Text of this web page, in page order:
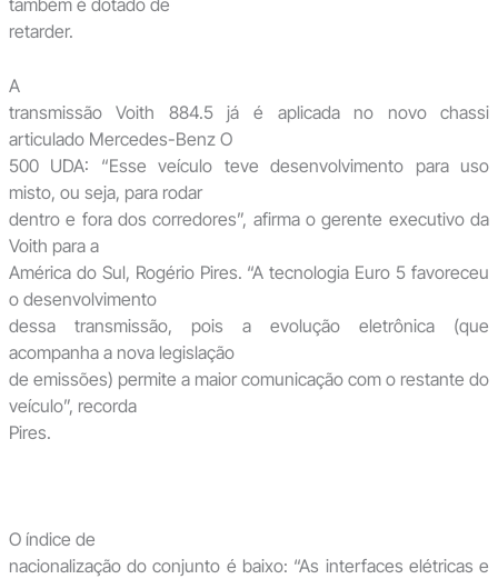
retarder.
A
transmissão Voith 884.5 já é aplicada no novo chassi
articulado Mercedes-Benz O
500 UDA: “Esse veículo teve desenvolvimento para uso
misto, ou seja, para rodar
dentro e fora dos corredores”, afirma o gerente executivo da
Voith para a
América do Sul, Rogério Pires. “A tecnologia Euro 5 favoreceu
o desenvolvimento
dessa transmissão, pois a evolução eletrônica (que
acompanha a nova legislação
de emissões) permite a maior comunicação com o restante do
veículo”, recorda
Pires.
O índice de
nacionalização do conjunto é baixo: “As interfaces elétricas e